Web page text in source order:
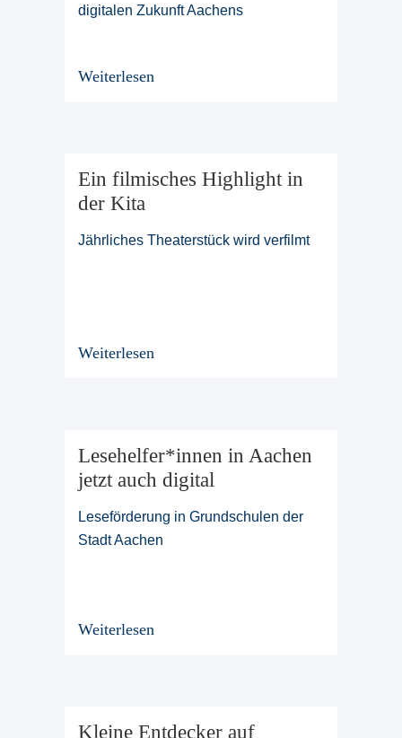
digitalen Zukunft Aachens
Weiterlesen
Ein filmisches Highlight in
der Kita
Jährliches Theaterstück wird verfilmt
Weiterlesen
Lesehelfer*innen in Aachen
jetzt auch digital
Leseförderung in Grundschulen der
Stadt Aachen
Weiterlesen
Kleine Entdecker auf